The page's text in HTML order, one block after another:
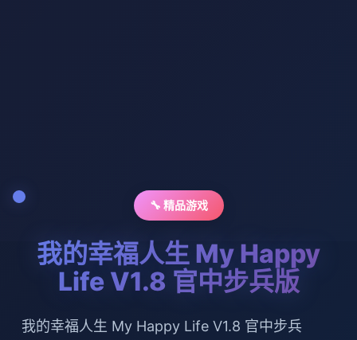
🔧 精品游戏
我的幸福人生 My Happy
Life V1.8 官中步兵版
我的幸福人生 My Happy Life V1.8 官中步兵